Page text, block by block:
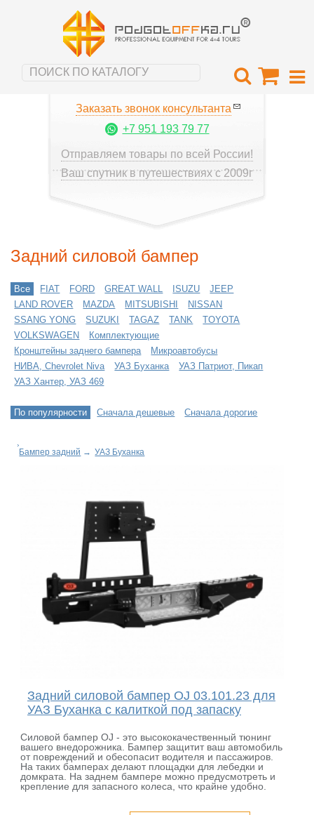
Заказать звонок консультанта
+7 951 193 79 77
Отправляем товары по всей России!
Ваш спутник в путешествиях с 2009г
Задний силовой бампер
Все FIAT FORD GREAT WALL ISUZU
JEEP
LAND ROVER
MAZDA MITSUBISHI
NISSAN
SSANG YONG
SUZUKI TAGAZ TANK
TOYOTA
VOLKSWAGEN
Комплектующие
Кронштейны заднего бампера
Микроавтобусы
НИВА, Chevrolet Niva
УАЗ Буханка
УАЗ Патриот, Пикап
УАЗ Хантер, УАЗ 469
По популярности Сначала дешевые Сначала дорогие
Бампер задний → УАЗ Буханка
Задний силовой бампер OJ 03.101.23 для
УАЗ Буханка с калиткой под запаску
Силовой бампер OJ - это высококачественный тюнинг
вашего внедорожника. Бампер защитит ваш автомобиль
от повреждений и обесопасит водителя и пассажиров.
На таких бамперах делают площадки для лебедки и
домкрата. На заднем бампере можно предусмотреть и
крепление для запасного колеса, что крайне удобно.